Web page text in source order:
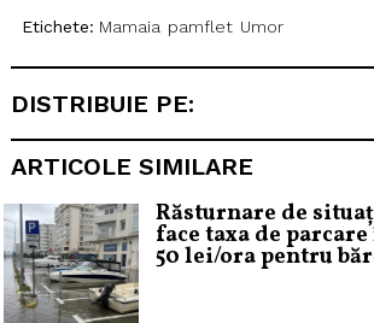
Etichete: Mamaia pamflet Umor
DISTRIBUIE PE:
ARTICOLE SIMILARE
Răsturnare de
face taxa de
50 lei/ora pentru